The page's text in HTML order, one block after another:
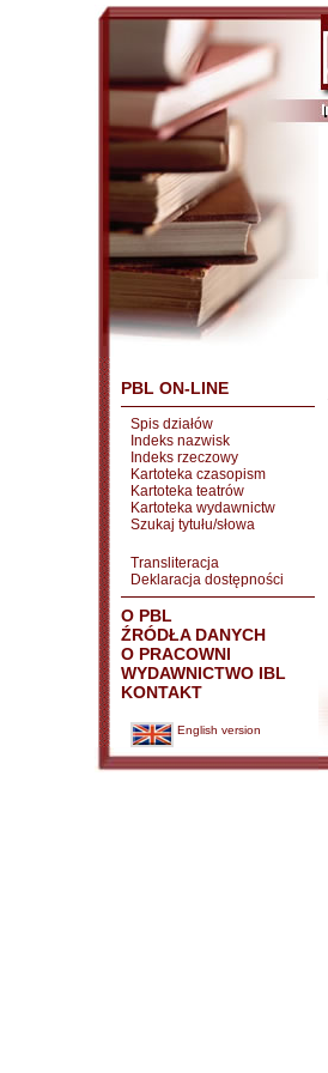
PBL ON-LINE
Spis działów
Indeks nazwisk
Indeks rzeczowy
Kartoteka czasopism
Kartoteka teatrów
Kartoteka wydawnictw
Szukaj tytułu/słowa
Transliteracja
Deklaracja dostępności
O PBL
ŹRÓDŁA DANYCH
O PRACOWNI
WYDAWNICTWO IBL
KONTAKT
English version